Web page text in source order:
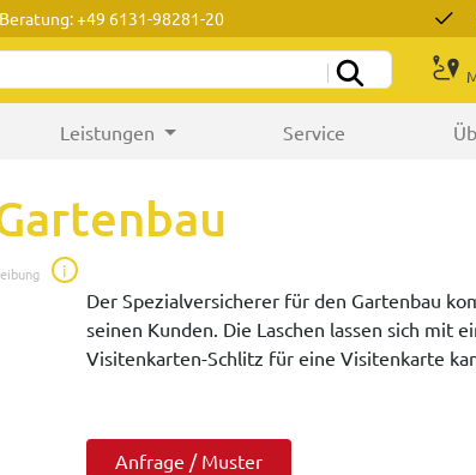
+49 6131-98281-20
Leistungen Service
i
Der Spezialversicherer für den Gartenbau
seinen Kunden. Die Laschen lassen sich mit
Visitenkarten-Schlitz für eine Visitenkarte
Anfrage / Muster